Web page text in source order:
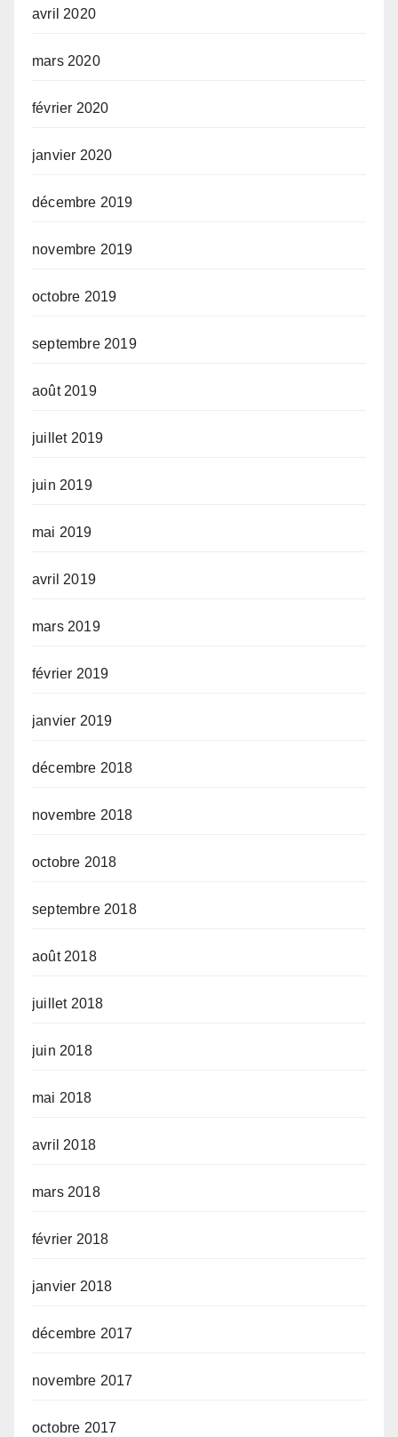
avril 2020
mars 2020
février 2020
janvier 2020
décembre 2019
novembre 2019
octobre 2019
septembre 2019
août 2019
juillet 2019
juin 2019
mai 2019
avril 2019
mars 2019
février 2019
janvier 2019
décembre 2018
novembre 2018
octobre 2018
septembre 2018
août 2018
juillet 2018
juin 2018
mai 2018
avril 2018
mars 2018
février 2018
janvier 2018
décembre 2017
novembre 2017
octobre 2017